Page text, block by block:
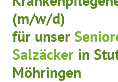
(m/w/d)
für unser
Salzäcker in
Möhringen